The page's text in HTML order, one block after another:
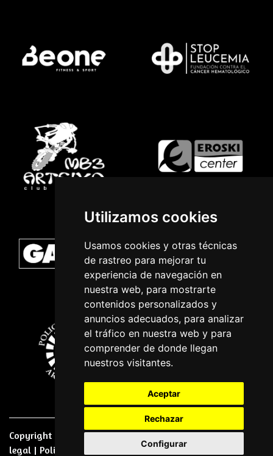
Utilizamos cookies
Usamos cookies y otras técnicas
de rastreo para mejorar tu
experiencia de navegación en
nuestra web, para mostrarte
contenidos personalizados y
anuncios adecuados, para analizar
el tráfico en nuestra web y para
comprender de donde llegan
nuestros visitantes.
Aceptar
Rechazar
Configurar
Copyright © 2026 | Powered byCCNorte Desarrollo|Nota
legal | Politica de privacidade